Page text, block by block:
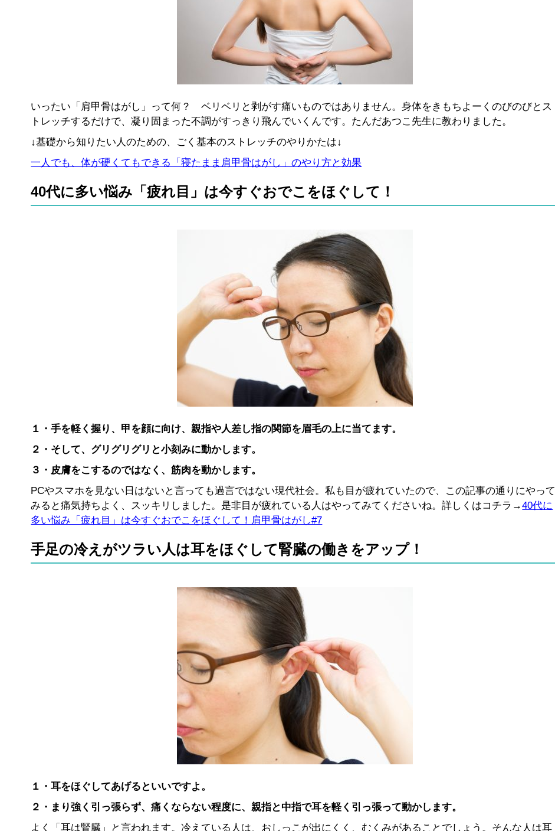
いったい「肩甲骨はがし」って何？ ベリベリと剥がす痛いものではありません。身体をきもちよーくのびのびとス
トレッチするだけで、凝り固まった不調がすっきり飛んでいくんです。たんだあつこ先生に教わりました。
↓基礎から知りたい人のための、ごく基本のストレッチのやりかたは↓
一人でも、体が硬くてもできる「寝たまま肩甲骨はがし」のやり方と効果
40代に多い悩み「疲れ目」は今すぐおでこをほぐして！
１・手を軽く握り、甲を顔に向け、親指や人差し指の関節を眉毛の上に当てます。
２・そして、グリグリグリと小刻みに動かします。
３・皮膚をこするのではなく、筋肉を動かします。
PCやスマホを見ない日はないと言っても過言ではない現代社会。私も目が疲れていたので、この記事の通りにやって
みると痛気持ちよく、スッキリしました。是非目が疲れている人はやってみてくださいね。詳しくはコチラ→40代に
多い悩み「疲れ目」は今すぐおでこをほぐして！肩甲骨はがし#7
手足の冷えがツラい人は耳をほぐして腎臓の働きをアップ！
１・耳をほぐしてあげるといいですよ。
２・まり強く引っ張らず、痛くならない程度に、親指と中指で耳を軽く引っ張って動かします。
よく「耳は腎臓」と言われます。冷えている人は、おしっこが出にくく、むくみがあることでしょう。そんな人は耳